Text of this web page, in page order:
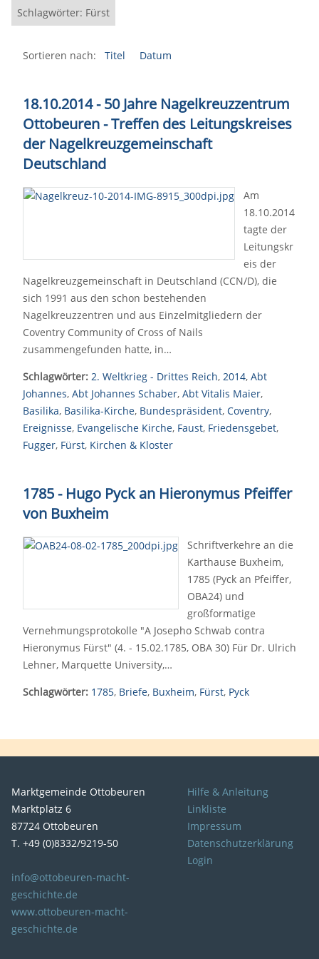
Schlagwörter: Fürst
Sortieren nach: Titel Datum
18.10.2014 - 50 Jahre Nagelkreuzzentrum
Ottobeuren - Treffen des Leitungskreises
der Nagelkreuzgemeinschaft
Deutschland
Am
18.10.2014
tagte der
Leitungskr
eis der
Nagelkreuzgemeinschaft in Deutschland (CCN/D), die
sich 1991 aus den schon bestehenden
Nagelkreuzzentren und aus Einzelmitgliedern der
Coventry Community of Cross of Nails
zusammengefunden hatte, in…
Schlagwörter: 2. Weltkrieg - Drittes Reich, 2014, Abt
Johannes, Abt Johannes Schaber, Abt Vitalis Maier,
Basilika, Basilika-Kirche, Bundespräsident, Coventry,
Ereignisse, Evangelische Kirche, Faust, Friedensgebet,
Fugger, Fürst, Kirchen & Kloster
1785 - Hugo Pyck an Hieronymus Pfeiffer
von Buxheim
Schriftverkehre an die
Karthause Buxheim,
1785 (Pyck an Pfeiffer,
OBA24) und
großformatige
Vernehmungsprotokolle "A Josepho Schwab contra
Hieronymus Fürst" (4. - 15.02.1785, OBA 30) Für Dr. Ulrich
Lehner, Marquette University,…
Schlagwörter: 1785, Briefe, Buxheim, Fürst, Pyck
Marktgemeinde Ottobeuren
Marktplatz 6
87724 Ottobeuren
T. +49 (0)8332/9219-50
info@ottobeuren-macht-
geschichte.de
www.ottobeuren-macht-
geschichte.de
Hilfe & Anleitung
Linkliste
Impressum
Datenschutzerklärung
Login